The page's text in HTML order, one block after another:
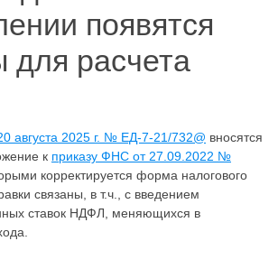
появятся
для расчета
августа 2025 г. № ЕД-7-21/732@ вносятся
к приказу ФНС от 27.09.2022 №
корректируется форма налогового
связаны, в т.ч., с введением
ставок НДФЛ, меняющихся в